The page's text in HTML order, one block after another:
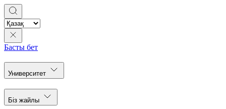
Басты бет
Университет
Біз жайлы